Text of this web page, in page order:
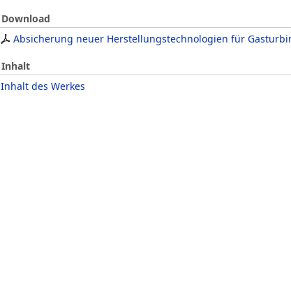
Download
Absicherung neuer Herstellungstechnologien für
Inhalt
Inhalt des Werkes